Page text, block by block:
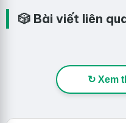
🎲 Bài viết liên
↻ Xem